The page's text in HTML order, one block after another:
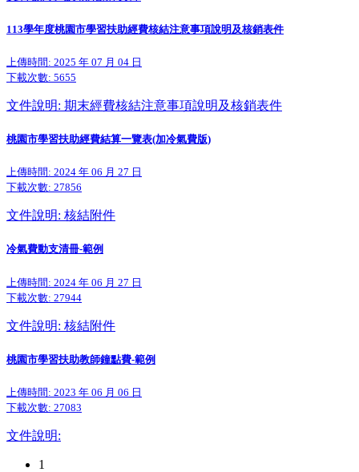
113學年度桃園市學習扶助經費核結注意事項說明及核銷表件
上傳時間: 2025 年 07 月 04 日
下載次數: 5655
文件說明: 期末經費核結注意事項說明及核銷表件
桃園市學習扶助經費結算一覽表(加冷氣費版)
上傳時間: 2024 年 06 月 27 日
下載次數: 27856
文件說明: 核結附件
冷氣費動支清冊-範例
上傳時間: 2024 年 06 月 27 日
下載次數: 27944
文件說明: 核結附件
桃園市學習扶助教師鐘點費-範例
上傳時間: 2023 年 06 月 06 日
下載次數: 27083
文件說明:
1